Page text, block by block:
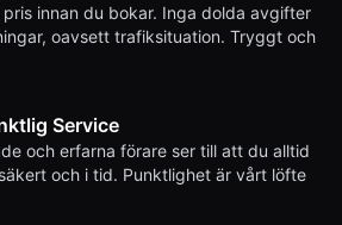
innan du bokar. Inga dolda avgifter
oavsett trafiksituation. Tryggt och
Service
och erfarna förare ser till att du alltid
och i tid. Punktlighet är vårt löfte